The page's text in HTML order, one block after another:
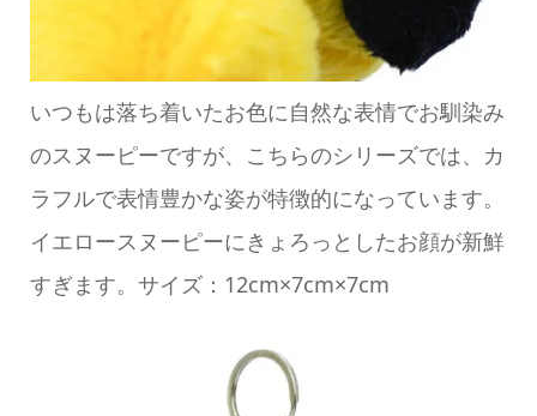
いつもは落ち着いたお色に自然な表情でお馴染み
のスヌーピーですが、こちらのシリーズでは、カ
ラフルで表情豊かな姿が特徴的になっています。
イエロースヌーピーにきょろっとしたお顔が新鮮
すぎます。サイズ：12cm×7cm×7cm